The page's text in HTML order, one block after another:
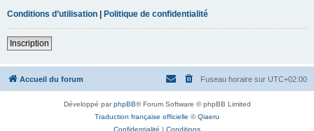
Conditions d’utilisation | Politique de confidentialité
Inscription
Accueil du forum Fuseau horaire sur UTC+02:00
Développé parphpBB® Forum Software © phpBB Limited
Traduction française officielle ©Qiaeru
Confidentialité | Conditions